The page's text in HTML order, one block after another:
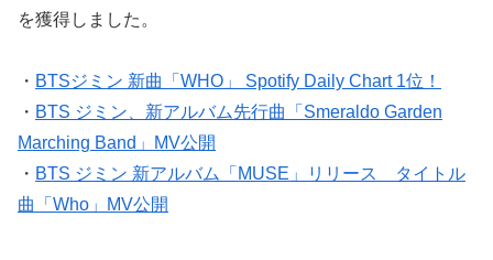
を獲得しました。
・ BTSジミン 新曲「WHO」 Spotify Daily Chart 1位！
・ BTS ジミン、新アルバム先行曲「Smeraldo Garden
Marching Band」MV公開
・ BTS ジミン 新アルバム「MUSE」リリース タイトル
曲「Who」MV公開